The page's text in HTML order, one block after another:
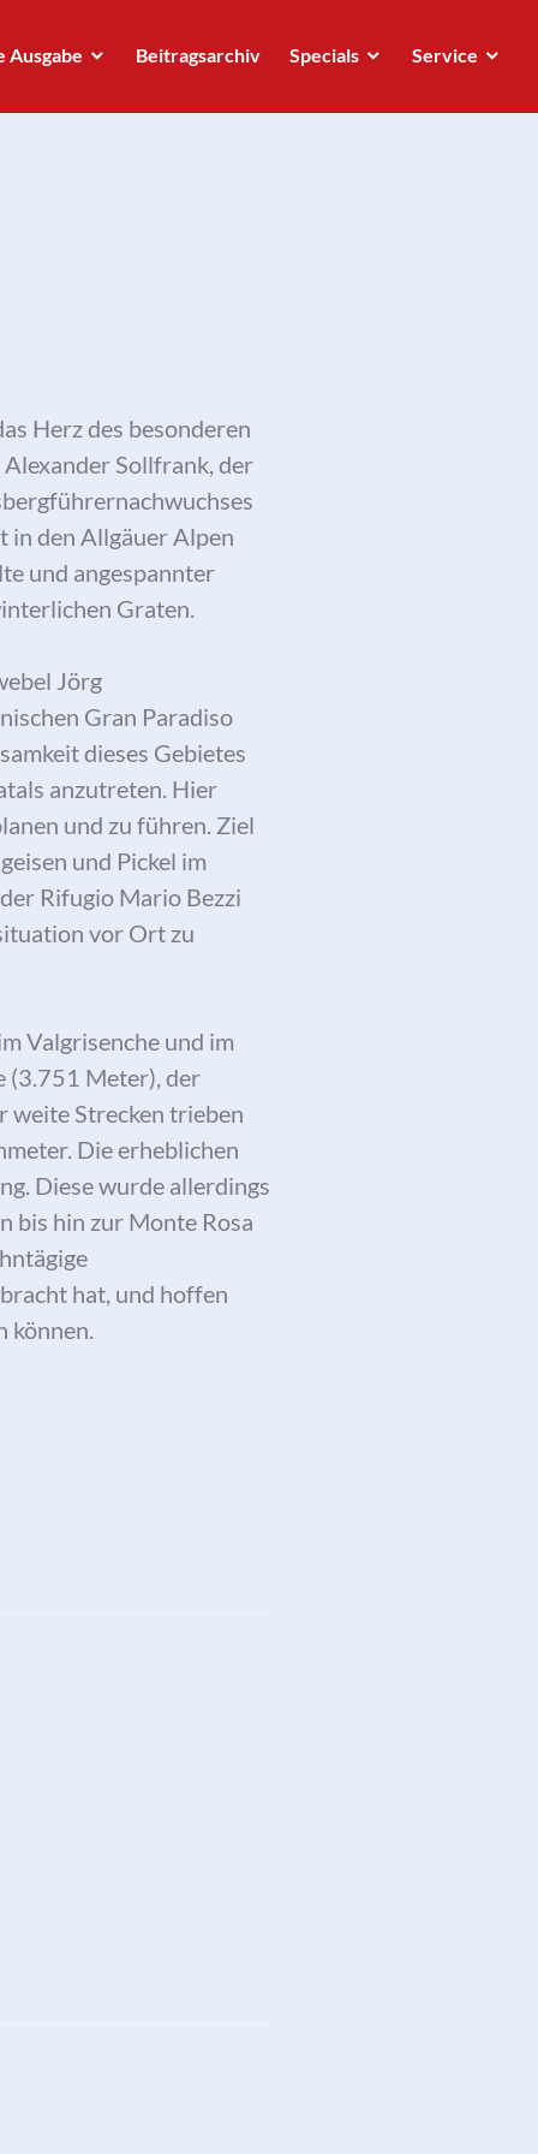
Ausgabe Beitragsarchiv Specials Service
Herz des besonderen
Sollfrank, der
in den Allgäuer Alpen
und angespannter
Graten.
Jörg
Gran Paradiso
dieses Gebietes
anzutreten. Hier
und zu führen. Ziel
und Pickel im
Rifugio Mario Bezzi
vor Ort zu
Valgrisenche und im
(3.751 Meter), der
weite Strecken trieben
Die erheblichen
Diese wurde allerdings
bis hin zur Monte Rosa
hat, und hoffen
können.